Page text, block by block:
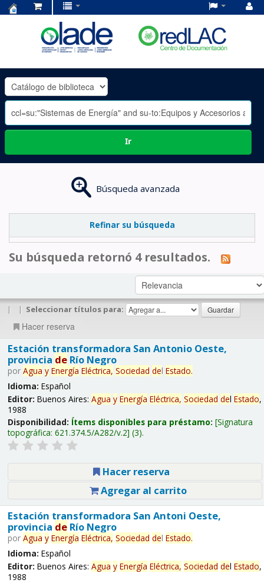
OLADE
-
Ir
Búsqueda avanzada
Refinar su búsqueda
Su búsqueda retornó 4 resultados.
| | Seleccionar títulos para:
Hacer reserva
Estación transformadora San Antonio Oeste,
provincia deRío Negro
por Agua y Energía Eléctrica, Sociedad del Estado.
Idioma: Español
Editor: Buenos Aires: Agua y Energía Eléctrica, Sociedad del Estado,
1988
Disponibilidad: Ítems disponibles para préstamo: Signatura
topográfica: 621.374.5/A282/v.2 (3).
Hacer reserva
Agregar al carrito
Estación transformadora San Antoni Oeste,
provincia deRío Negro
por Agua y Energía Eléctrica, Sociedad del Estado.
Idioma: Español
Editor: Buenos Aires: Agua y Energía Eléctrica, Sociedad del Estado,
1988